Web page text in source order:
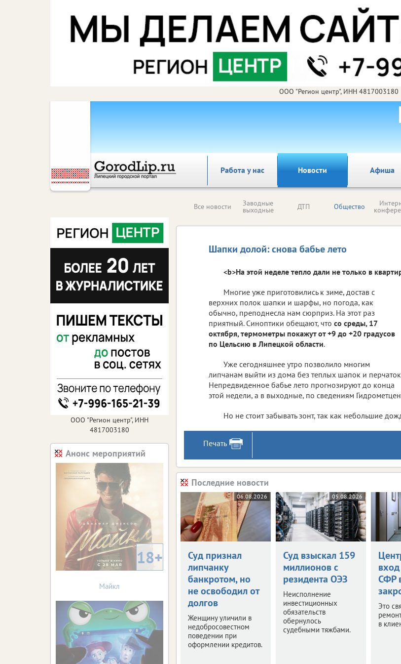
ООО "Регион центр", ИНН 4817003180
Работа у нас Новости Афиша
Все новости Заводные
выходные ДТП Общество
Шапки долой: снова бабье лето
<b>На этой неделе тепло дали не только в
Многие уже приготовились к зиме, достав с
верхних полок шапки и шарфы, но погода, как
обычно, преподнесла нам сюрприз. На этот раз
приятный. Синоптики обещают, что со среды, 17
октября, термометры покажут от +9 до +20 градусов
по Цельсию в Липецкой области.
Уже сегодняшнее утро позволило многим
липчанам выйти из дома без теплых шапок и
Непредвиденное бабье лето прогнозируют до конца
этой недели, а в выходные, по сведениям
Но не стоит забывать зонт, так как небольшие
Печать
Последние новости
06.08.2026
Суд признал
липчанку
банкротом, но
не освободил от
долгов
Женщину уличили в
недобросовестном
поведении при
оформлении кредитов.
05.08.2026
Суд взыскал 159
миллионов с
резидента ОЭЗ
Неисполнение
инвестиционных
обязательств
обернулось
судебными тяжбами.
СФР
Это
в
ООО "Регион центр", ИНН
4817003180
Анонс мероприятий
18+
Майкл